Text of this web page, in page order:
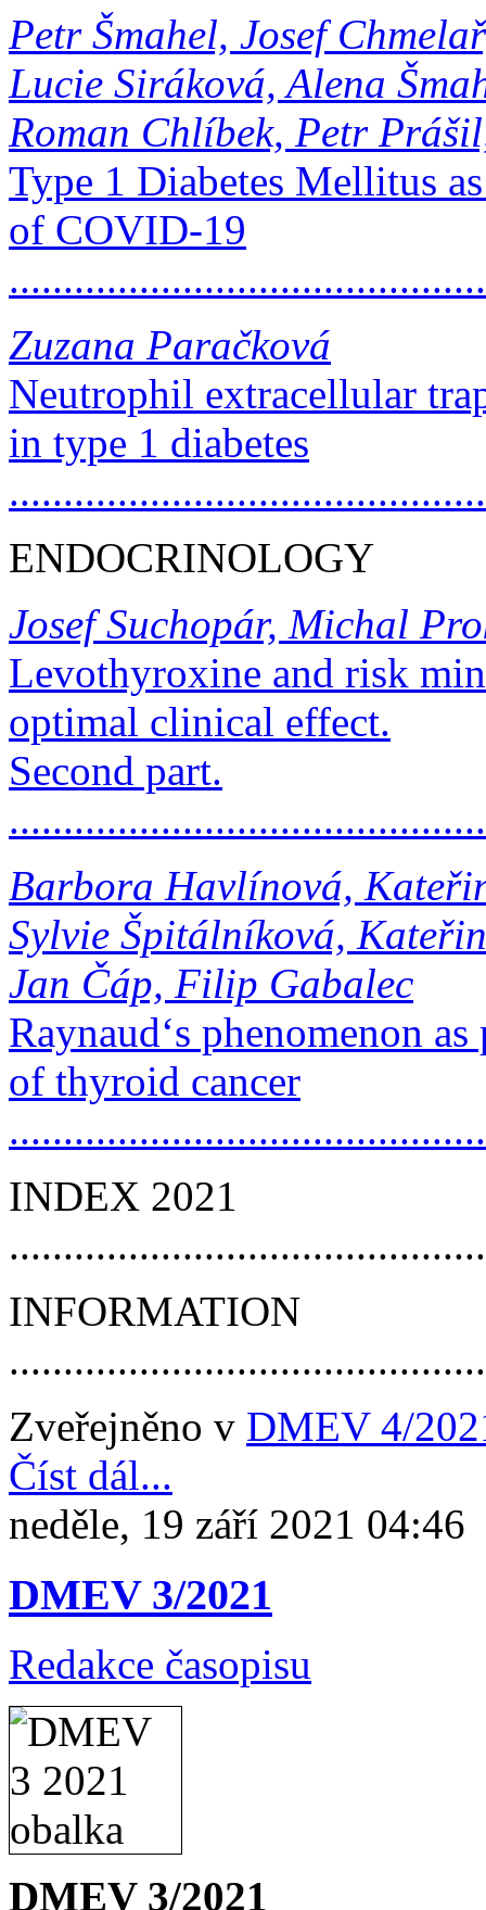
Petr Šmahel, Josef
Lucie Siráková, Alena
Roman Chlíbek, Petr
Type 1 Diabetes Mellitus
of COVID-19
Zuzana Paračková
Neutrophil extracellular
in type 1 diabetes
ENDOCRINOLOGY
Josef Suchopár, Michal
Levothyroxine and risk
optimal clinical effect.
Second part.
Barbora Havlínová,
Sylvie Špitálníková,
Jan Čáp, Filip Gabalec
Raynaud‘s phenomenon
of thyroid cancer
INDEX 2021
INFORMATION
Zveřejněno v DMEV 4/
Číst dál...
neděle, 19 září 2021 04:46
DMEV 3/2021
Redakce časopisu
DMEV 3/2021